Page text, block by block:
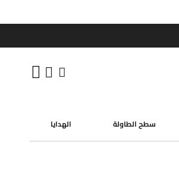
سطح الطاولة الهدايا